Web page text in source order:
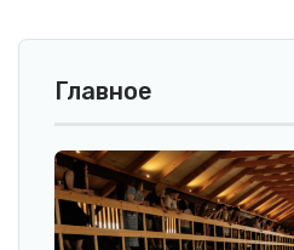
Главное